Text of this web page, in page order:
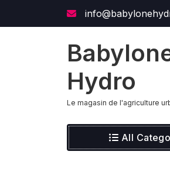
Hydro
Le magasin de l'agriculture
All